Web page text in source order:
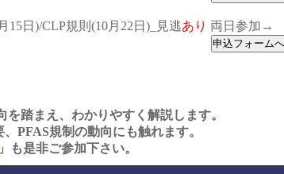
15日)/CLP規則(10月22日)_見逃あり 両日参加
踏まえ、わかりやすく解説します。
PFAS規制の動向にも触れます。
」も是非ご参加下さい。